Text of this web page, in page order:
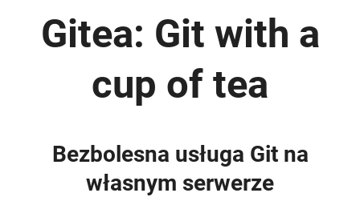
Gitea: Git with a
cup of tea
Bezbolesna usługa Git na
własnym serwerze